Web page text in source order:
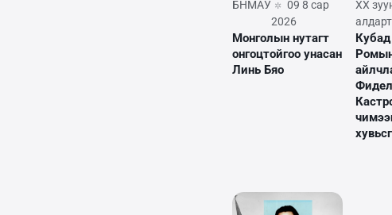
БНМАУ
09 8 сар
2026
Монголын нутагт
онгоцтойгоо унасан
Линь Бяо
XX